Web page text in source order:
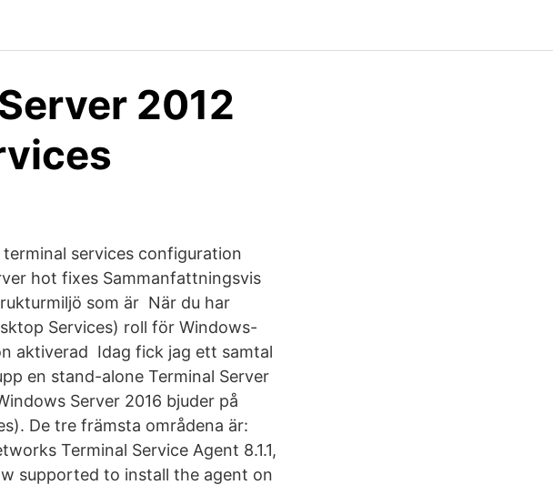
2012
services configuration
hot fixes Sammanfattningsvis
som är När du har
Services) roll för Windows-
aktiverad Idag fick jag ett samtal
en stand-alone Terminal Server
Server 2016 bjuder på
De tre främsta områdena är:
Terminal Service Agent 8.1.1,
supported to install the agent on